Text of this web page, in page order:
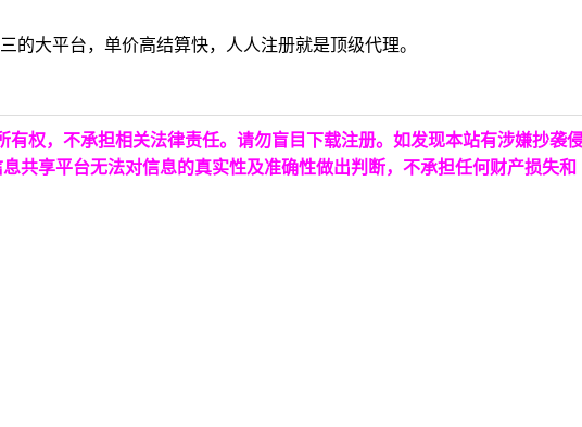
的大平台，单价高结算快，人人注册就是顶级代理。
权，不承担相关法律责任。请勿盲目下载注册。如发现本站有涉嫌抄袭
共享平台无法对信息的真实性及准确性做出判断，不承担任何财产损失和